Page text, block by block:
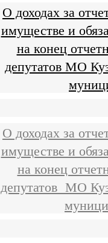
О доходах за
имуществе и
на конец
депутатов МО
О доходах за
имуществе и
на конец
депутатов МО